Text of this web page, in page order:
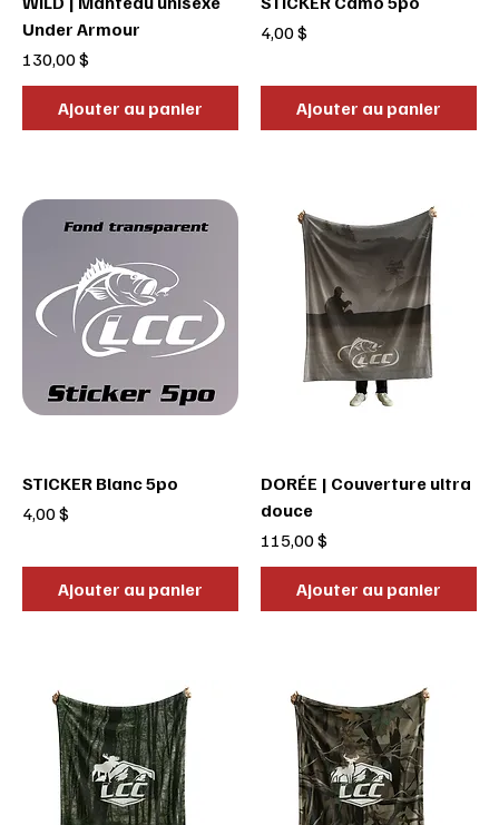
Under Armour
Prix
130,00 $
Ajouter au panier
Prix
4,00 $
Ajouter au panier
STICKER Blanc 5po
Prix
4,00 $
Ajouter au panier
DORÉE | Couverture ultra
douce
Prix
115,00 $
Ajouter au panier